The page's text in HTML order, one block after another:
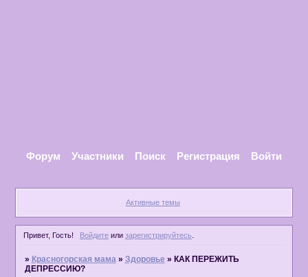
Форум Участники Поиск Регистрация Войти
Активные темы
Привет, Гость! Войдитеили зарегистрируйтесь.
» Красногорская мама » Здоровье » КАК ПЕРЕЖИТЬ
ДЕПРЕССИЮ?